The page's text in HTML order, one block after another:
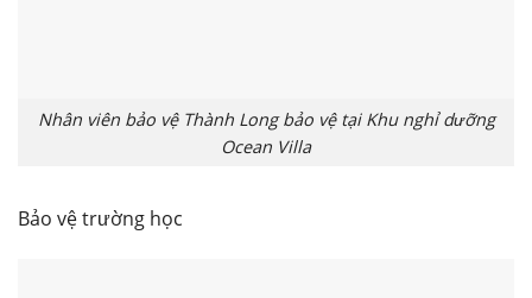
Nhân viên bảo vệ Thành Long bảo vệ tại Khu nghỉ dưỡng
Ocean Villa
Bảo vệ trường học